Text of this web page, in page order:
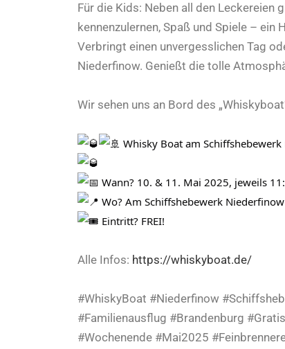
Für die Kids: Neben all den
kennenzulernen, Spaß und Spiele – ein
Verbringt einen unvergesslichen Tag
Niederfinow. Genießt die tolle
Wir sehen uns an Bord des
Whisky Boat am
Wann? 10. & 11. Mai 2025, jeweils
Wo? Am Schiffshebewerk Niederfinow
Eintritt? FREI!
Alle Infos: https://whiskyboat.de/
#WhiskyBoat #Niederfinow
#Familienausflug #Brandenburg
#Wochenende #Mai2025